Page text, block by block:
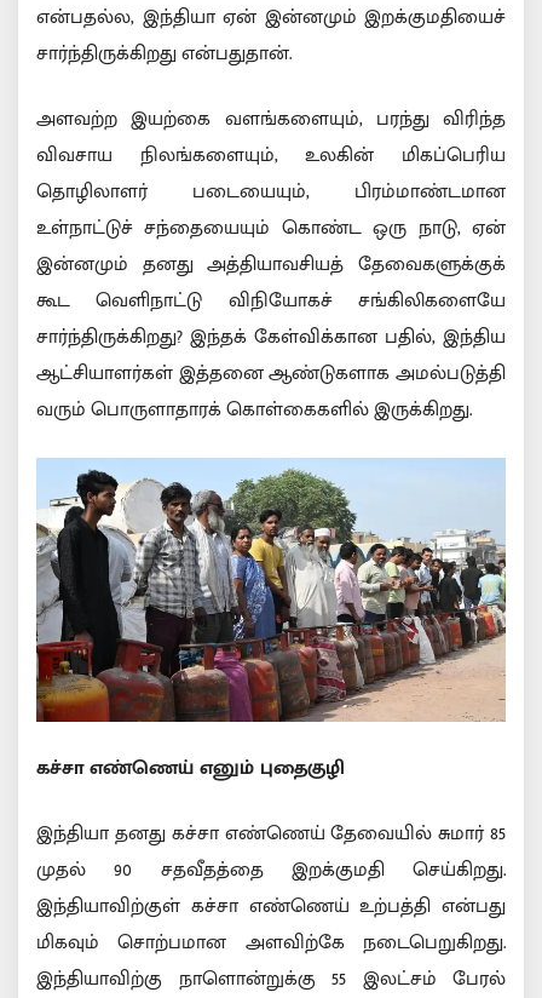
என்பதல்ல, இந்தியா ஏன் இன்னமும் இறக்குமதியைச்
சார்ந்திருக்கிறது என்பதுதான்.
அளவற்ற இயற்கை வளங்களையும், பரந்து விரிந்த
விவசாய நிலங்களையும், உலகின் மிகப்பெரிய
தொழிலாளர் படையையும், பிரம்மாண்டமான
உள்நாட்டுச் சந்தையையும் கொண்ட ஒரு நாடு, ஏன்
இன்னமும் தனது அத்தியாவசியத் தேவைகளுக்குக்
கூட வெளிநாட்டு விநியோகச் சங்கிலிகளையே
சார்ந்திருக்கிறது? இந்தக் கேள்விக்கான பதில், இந்திய
ஆட்சியாளர்கள் இத்தனை ஆண்டுகளாக அமல்படுத்தி
வரும் பொருளாதாரக் கொள்கைகளில் இருக்கிறது.
கச்சா எண்ணெய் எனும் புதைகுழி
இந்தியா தனது கச்சா எண்ணெய் தேவையில் சுமார் 85
முதல் 90 சதவீதத்தை இறக்குமதி செய்கிறது.
இந்தியாவிற்குள் கச்சா எண்ணெய் உற்பத்தி என்பது
மிகவும் சொற்பமான அளவிற்கே நடைபெறுகிறது.
இந்தியாவிற்கு நாளொன்றுக்கு 55 இலட்சம் பேரல்